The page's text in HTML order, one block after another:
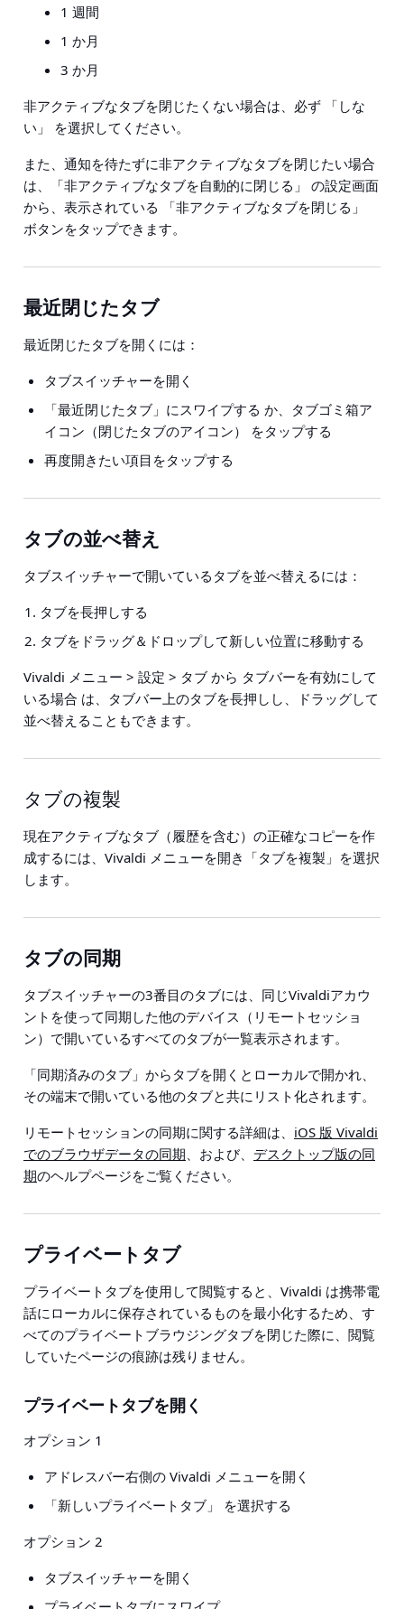
1 週間
1 か月
3 か月
非アクティブなタブを閉じたくない場合は、必ず
「しな
い」
を選択してください。
また、通知を待たずに非アクティブなタブを閉じたい場合
は、
「非アクティブなタブを自動的に閉じる」
の設定画面
から、表示されている
「非アクティブなタブを閉じる」
ボタンをタップできます。
最近閉じたタブ
最近閉じたタブを開くには：
タブスイッチャーを開く
「最近閉じたタブ」にスワイプする か、タブゴミ箱ア
イコン（閉じたタブのアイコン） をタップする
再度開きたい項目をタップする
タブの並べ替え
タブスイッチャーで開いているタブを並べ替えるには：
タブを長押しする
タブをドラッグ＆ドロップして新しい位置に移動する
Vivaldi メニュー > 設定 > タブ から タブバーを有効にして
いる場合 は、タブバー上のタブを長押しし、ドラッグして
並べ替えることもできます。
タブの複製
現在アクティブなタブ（履歴を含む）の正確なコピーを作
成するには、Vivaldi メニューを開き「タブを複製」を選択
します。
タブの同期
タブスイッチャーの3番目のタブには、同じVivaldiアカウ
ントを使って同期した他のデバイス（リモートセッショ
ン）で開いているすべてのタブが一覧表示されます。
「同期済みのタブ」からタブを開くとローカルで開かれ、
その端末で開いている他のタブと共にリスト化されます。
リモートセッションの同期に関する詳細は、 iOS 版 Vivaldi
でのブラウザデータの同期、および、 デスクトップ版の同
期のヘルプページをご覧ください。
プライベートタブ
プライベートタブを使用して閲覧すると、Vivaldi は携帯電
話にローカルに保存されているものを最小化するため、す
べてのプライベートブラウジングタブを閉じた際に、閲覧
していたページの痕跡は残りません。
プライベートタブを開く
オプション 1
アドレスバー右側の Vivaldi メニューを開く
「新しいプライベートタブ」 を選択する
オプション 2
タブスイッチャーを開く